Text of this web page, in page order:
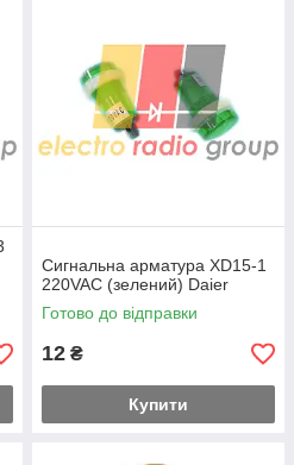
Сигнальна арматура XD15-1
220VAC (зелений) Daier
Готово до відправки
12 ₴
Купити